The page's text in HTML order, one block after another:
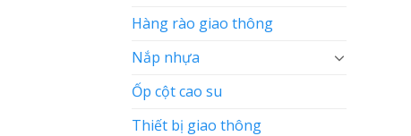
Hàng rào giao thông
Nắp nhựa
Ốp cột cao su
Thiết bị giao thông